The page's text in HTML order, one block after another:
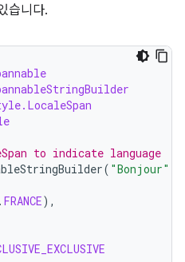
습니다.
to indicate language
( "Bonjour"
. FRANCE),